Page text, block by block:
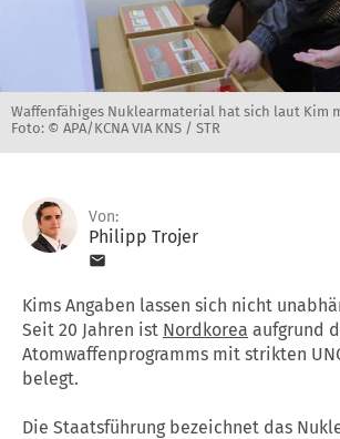
Waffenfähiges Nuklearmaterial hat sich laut Kim
Foto: © APA/KCNA VIA KNS / STR
Von:
Philipp Trojer
Kims Angaben lassen sich nicht
Seit 20 Jahren ist Nordkorea aufgrund
Atomwaffenprogramms mit strikten
belegt.
Die Staatsführung bezeichnet das